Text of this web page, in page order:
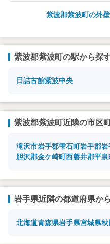
紫波郡紫波町の外
紫波郡紫波町の駅から探
日詰古館紫波中央
紫波郡紫波町近隣の市区
滝沢市岩手郡雫石町岩手郡岩
胆沢郡金ケ崎町西磐井郡平泉
岩手県近隣の都道府県か
北海道青森県岩手県宮城県秋